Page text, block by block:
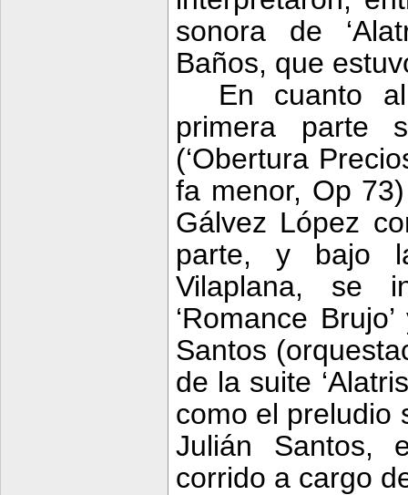
sonora de
Baños, que
En cuanto
primera parte
(‘Obertura
fa menor, Op
Gálvez López
parte, y bajo
Vilaplana, se
‘Romance
Santos
de la suite
como el preludio
Julián Santos,
corrido a cargo